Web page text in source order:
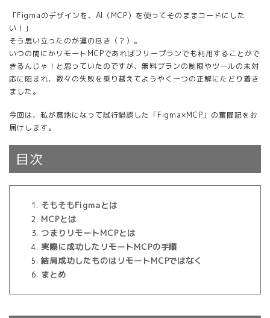
「Figmaのデザインを、AI（MCP）を使ってそのままコードにした
い！」
そう思い立ったのが運の尽き（？）。
いつの間にかリモートMCPであればフリープランでも利用することがで
きるんじゃ！と思っていたのですが、無料プランの制限やツールの未対
応に阻まれ、数々の失敗を乗り越えてようやく一つの正解にたどり着き
ました。
今回は、私が意地になって試行錯誤した「Figma×MCP」の奮闘記をお
届けします。
目次
そもそもFigmaとは
MCPとは
つまりリモートMCPとは
実際に成功したリモートMCPの手順
結局成功したものはリモートMCPではなく
まとめ